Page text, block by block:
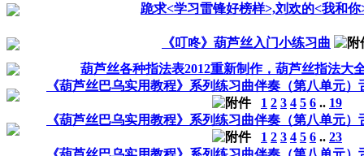
跪求<学习雷锋好榜样>,刘欢的<我和
《叮咚》葫芦丝入门小练习曲
葫芦丝各种指法表2012重新制作，葫芦丝指法大
《葫芦丝巴乌实用教程》系列练习曲伴奏（第八单元
1 2 3 4 5 6 .. 19
《葫芦丝巴乌实用教程》系列练习曲伴奏（第八单元
1 2 3 4 5 6 .. 23